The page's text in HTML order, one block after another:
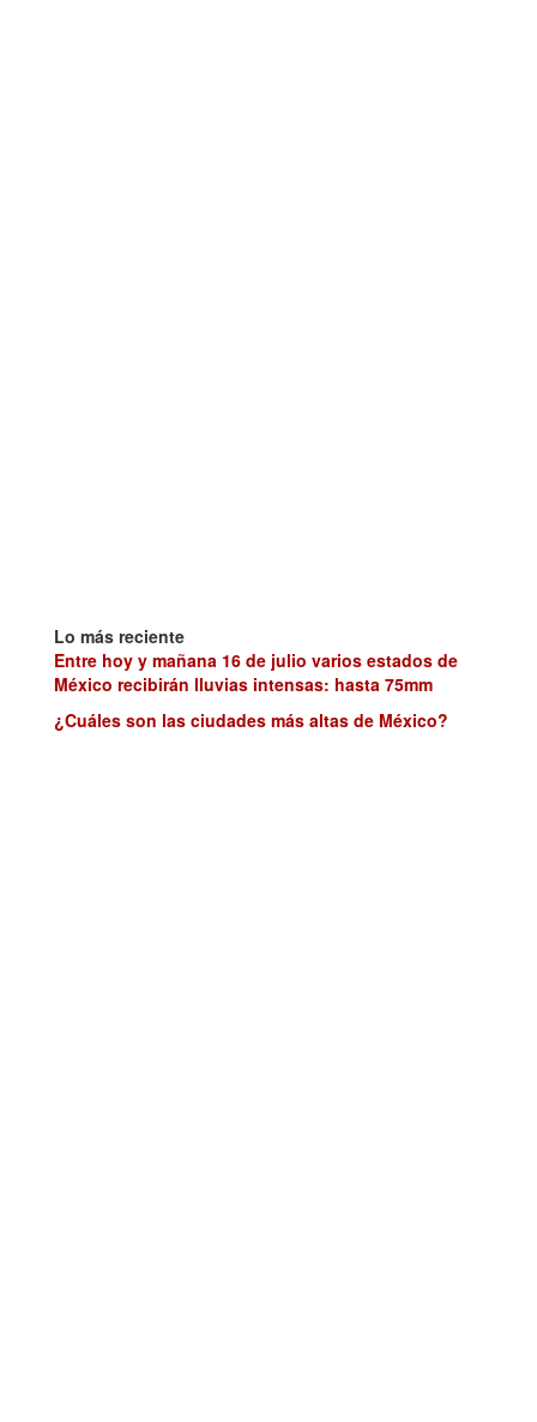
Lo más reciente
Entre hoy y mañana 16 de julio varios estados de
México recibirán lluvias intensas: hasta 75mm
¿Cuáles son las ciudades más altas de México?